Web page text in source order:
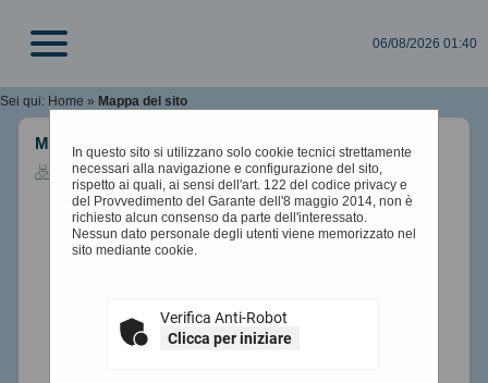
06/08/2026 01:40
Sei qui: Home » Mappa del sito
In questo sito si utilizzano solo cookie tecnici strettamente
necessari alla navigazione e configurazione del sito,
rispetto ai quali, ai sensi dell'art. 122 del codice privacy e
del Provvedimento del Garante dell'8 maggio 2014, non è
richiesto alcun consenso da parte dell'interessato.
Nessun dato personale degli utenti viene memorizzato nel
sito mediante cookie.
Verifica Anti-Robot
Clicca per iniziare
Mappa sito
Home
Informazioni
Accesso area riservata
Istruzioni e manuali
Atti e documenti di carattere generale riferiti a tutte le procedure